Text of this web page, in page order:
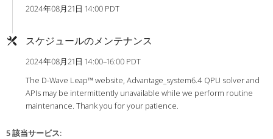
2024年08月21日 14:00 PDT
スケジュールのメンテナンス
2024年08月21日 14:00–16:00 PDT
The D-Wave Leap™ website, Advantage_system6.4 QPU solver and
APIs may be intermittently unavailable while we perform routine
maintenance. Thank you for your patience.
5 該当サービス: